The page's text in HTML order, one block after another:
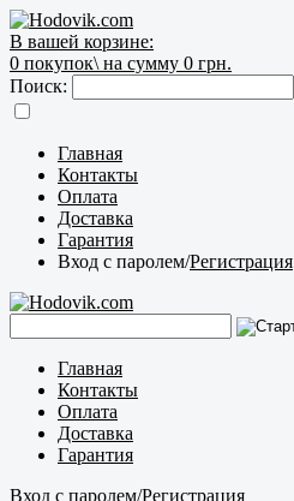
В вашей корзине:
0 покупок\ на сумму 0 грн.
Поиск:
Главная
Контакты
Оплата
Доставка
Гарантия
Вход с паролем/Регистрация
Главная
Контакты
Оплата
Доставка
Гарантия
Вход с паролем/Регистрация